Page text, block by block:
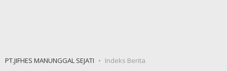
PT.JIFHES MANUNGGAL SEJATI Indeks Berita